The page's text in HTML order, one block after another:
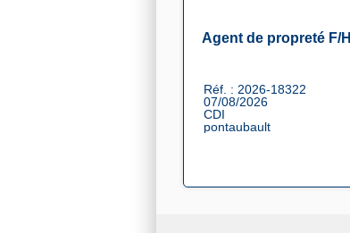
Agent de propreté F/H
Réf. : 2026-18322
07/08/2026
CDI
pontaubault